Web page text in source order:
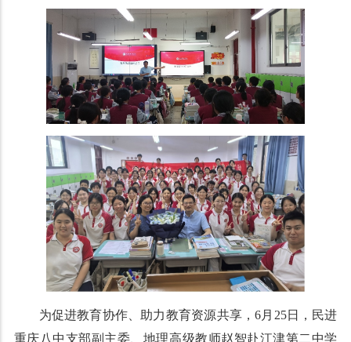
为促进教育协作、助力教育资源共享，6月25日，民进
重庆八中支部副主委、地理高级教师赵智赴江津第二中学